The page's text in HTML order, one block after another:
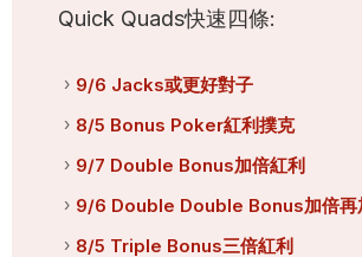
Quick Quads快速四條:
9/6 Jacks或更好對子
8/5 Bonus Poker紅利撲克
9/7 Double Bonus加倍紅利
9/6 Double Double Bonus加倍再
8/5 Triple Bonus三倍紅利